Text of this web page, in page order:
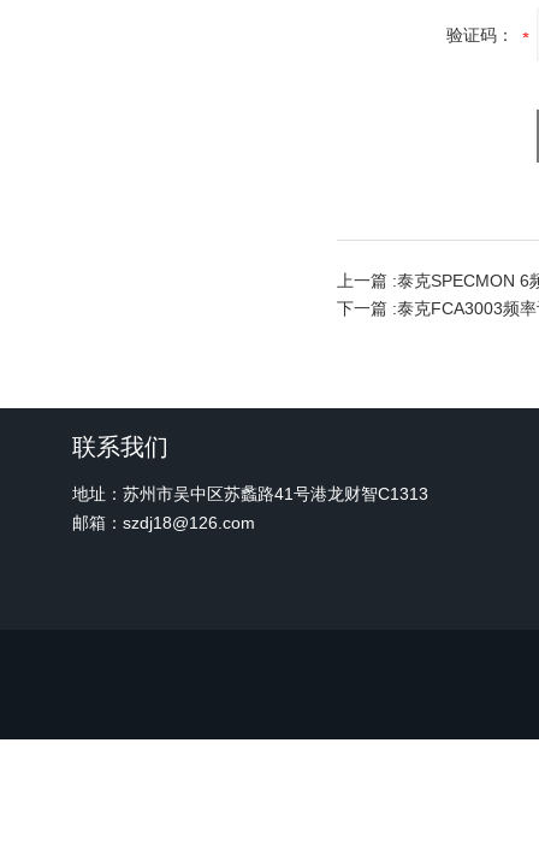
验证码：
上一篇 :泰克SPECMON 6
下一篇 :泰克FCA3003频
联系我们
地址：苏州市吴中区苏蠡路41号港龙财智C1313
邮箱：szdj18@126.com